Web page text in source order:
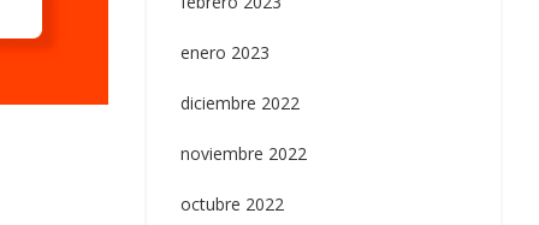
enero 2023
diciembre 2022
noviembre 2022
octubre 2022